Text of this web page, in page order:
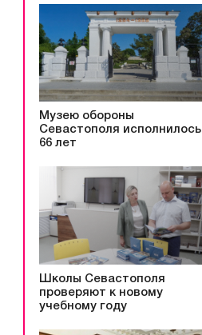
Музею обороны
Севастополя исполнилось
66 лет
Школы Севастополя
проверяют к новому
учебному году